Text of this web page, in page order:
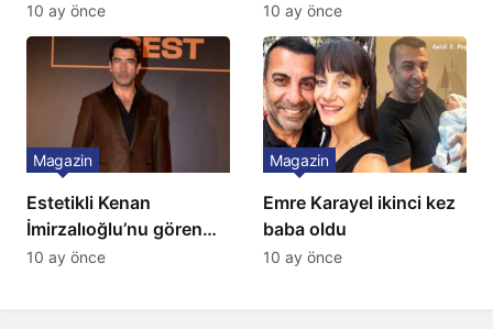
10 ay önce 10 ay önce
Estetikli Kenan
İmirzalıoğlu’nu gören
tanıyamıyor: Son hali
Magazin
10 ay önce
Emre Karayel ikinci kez
baba oldu
Magazin
10 ay önce